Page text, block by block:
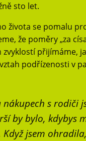
sto let.
života se pomalu
že poměry „za
přijímáme,
podřízenosti v
s rodiči
by bylo, kdybys
Když jsem